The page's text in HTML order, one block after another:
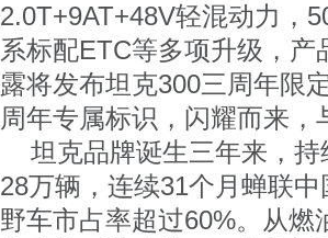
2.0T+9AT+48V轻混动力，
系标配ETC等多项升级，
露将发布坦克300三周年限
周年专属标识，闪耀而来，
坦克品牌诞生三年来，
28万辆，连续31个月蝉联
野车市占率超过60%。从